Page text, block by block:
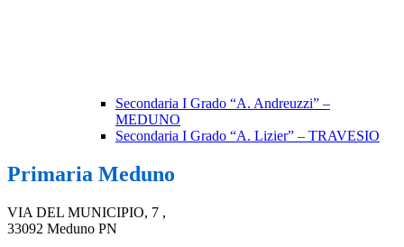
Secondaria I Grado “A. Andreuzzi” –
MEDUNO
Secondaria I Grado “A. Lizier” – TRAVESIO
Primaria Meduno
VIA DEL MUNICIPIO, 7 ,
33092 Meduno PN